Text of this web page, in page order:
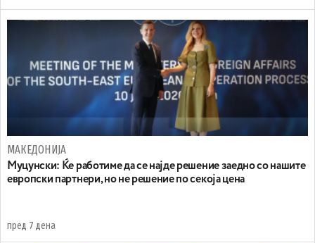
МАКЕДОНИЈА
Муцунски: Ќе работиме да се најде решение заедно со нашите
европски партнери, но не решение по секоја цена
пред 7 дена